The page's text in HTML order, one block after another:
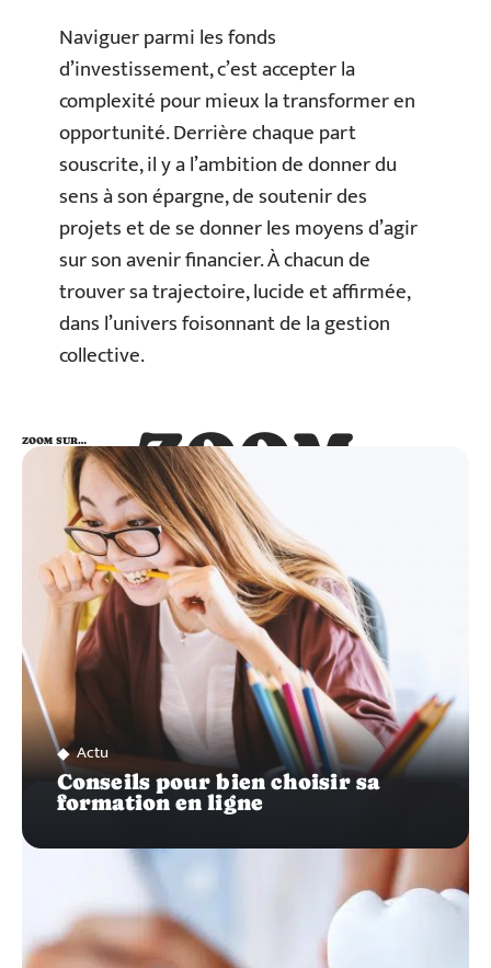
Naviguer parmi les fonds
d’investissement, c’est accepter la
complexité pour mieux la transformer en
opportunité. Derrière chaque part
souscrite, il y a l’ambition de donner du
sens à son épargne, de soutenir des
projets et de se donner les moyens d’agir
sur son avenir financier. À chacun de
trouver sa trajectoire, lucide et affirmée,
dans l’univers foisonnant de la gestion
collective.
ZOOM
SUR…
ZOOM SUR…
Actu
Conseils pour bien choisir sa
formation en ligne